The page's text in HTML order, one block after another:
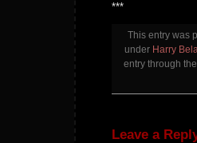
***
This entry was
under Harry
entry through the
Leave a